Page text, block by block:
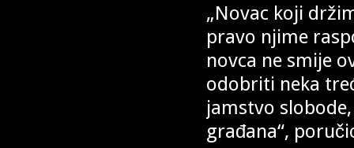
„Novac koji
pravo njime
novca ne smije
odobriti neka
jamstvo
građana“,